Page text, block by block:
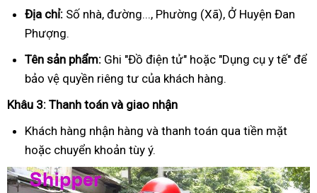
Địa chỉ: Số nhà, đường..., Phường (Xã), Ở Huyện Đan
Phượng.
Tên sản phẩm: Ghi "Đồ điện tử" hoặc "Dụng cụ y tế" để
bảo vệ quyền riêng tư của khách hàng.
Khâu 3: Thanh toán và giao nhận
Khách hàng nhận hàng và thanh toán qua tiền mặt
hoặc chuyển khoản tùy ý.